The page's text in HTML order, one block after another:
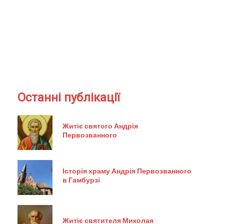
Останні публікації
Житіє святого Андрія
Первозванного
Історія храму Андрія Первозванного
в Гамбурзі
Житіє святителя Миколая